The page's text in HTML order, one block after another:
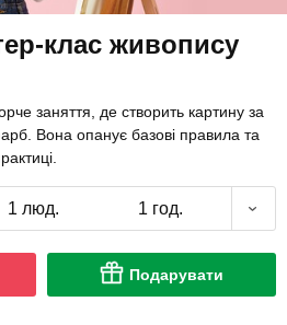
клас живопису
заняття, де створить картину за
Вона опанує базові правила та
1 люд. 1 год.
Подарувати